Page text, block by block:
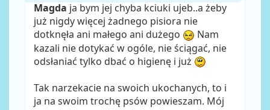
Magda ja bym jej chyba kciuki ujeb..a żeby
już nigdy więcej żadnego pisiora nie
dotknęła ani małego ani dużego
Nam
kazali nie dotykać w ogóle, nie ściągać, nie
odsłaniać tylko dbać o higienę i już
Tak narzekacie na swoich ukochanych, to i
ja na swoim trochę psów powieszam. Mój